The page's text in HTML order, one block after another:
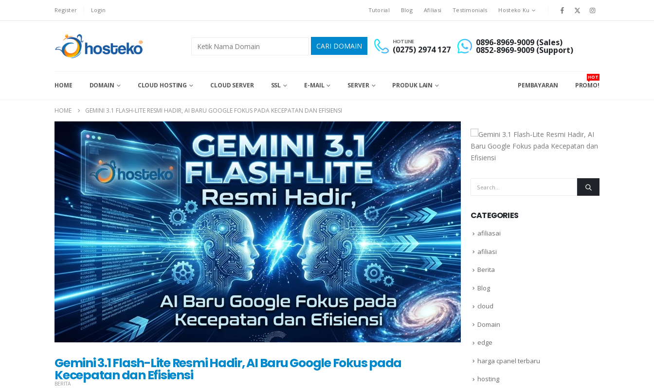
Register Login Tutorial Blog Afiliasi Testimonials Hosteko Ku
HOTLINE
(0275) 2974 127
0896-8969-9009 (Sales)
0852-8969-9009 (Support)
HOME DOMAIN CLOUD HOSTING CLOUD SERVER SSL E-MAIL SERVER PRODUK LAIN PEMBAYARAN PROMO!
HOT
HOME GEMINI 3.1 FLASH-LITE RESMI HADIR, AI BARU GOOGLE FOKUS PADA KECEPATAN DAN EFISIENSI
Gemini 3.1 Flash-Lite Resmi Hadir, AI Baru Google Fokus pada
Kecepatan dan Efisiensi
BERITA
CATEGORIES
afiliasai
afiliasi
Berita
Blog
cloud
Domain
edge
harga cpanel terbaru
hosting